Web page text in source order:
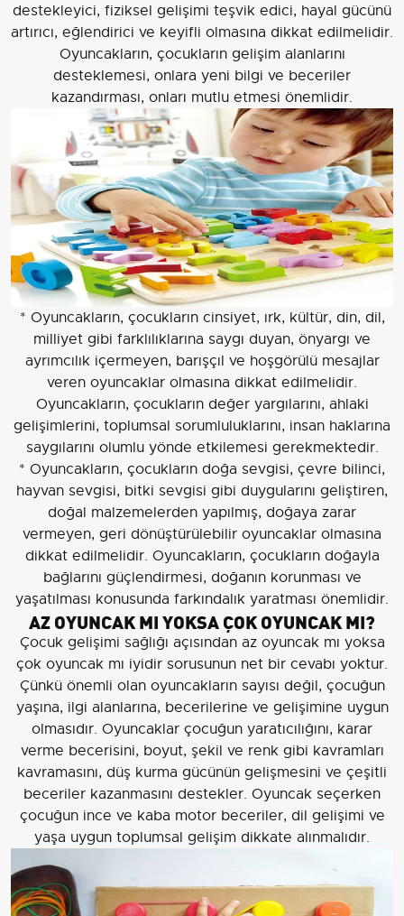
destekleyici, fiziksel gelişimi teşvik edici, hayal gücünü
artırıcı, eğlendirici ve keyifli olmasına dikkat edilmelidir.
Oyuncakların, çocukların gelişim alanlarını
desteklemesi, onlara yeni bilgi ve beceriler
kazandırması, onları mutlu etmesi önemlidir.
* Oyuncakların, çocukların cinsiyet, ırk, kültür, din, dil,
milliyet gibi farklılıklarına saygı duyan, önyargı ve
ayrımcılık içermeyen, barışçıl ve hoşgörülü mesajlar
veren oyuncaklar olmasına dikkat edilmelidir.
Oyuncakların, çocukların değer yargılarını, ahlaki
gelişimlerini, toplumsal sorumluluklarını, insan haklarına
saygılarını olumlu yönde etkilemesi gerekmektedir.
* Oyuncakların, çocukların doğa sevgisi, çevre bilinci,
hayvan sevgisi, bitki sevgisi gibi duygularını geliştiren,
doğal malzemelerden yapılmış, doğaya zarar
vermeyen, geri dönüştürülebilir oyuncaklar olmasına
dikkat edilmelidir. Oyuncakların, çocukların doğayla
bağlarını güçlendirmesi, doğanın korunması ve
yaşatılması konusunda farkındalık yaratması önemlidir.
AZ OYUNCAK MI YOKSA ÇOK OYUNCAK MI?
Çocuk gelişimi sağlığı açısından az oyuncak mı yoksa
çok oyuncak mı iyidir sorusunun net bir cevabı yoktur.
Çünkü önemli olan oyuncakların sayısı değil, çocuğun
yaşına, ilgi alanlarına, becerilerine ve gelişimine uygun
olmasıdır. Oyuncaklar çocuğun yaratıcılığını, karar
verme becerisini, boyut, şekil ve renk gibi kavramları
kavramasını, düş kurma gücünün gelişmesini ve çeşitli
beceriler kazanmasını destekler. Oyuncak seçerken
çocuğun ince ve kaba motor beceriler, dil gelişimi ve
yaşa uygun toplumsal gelişim dikkate alınmalıdır.